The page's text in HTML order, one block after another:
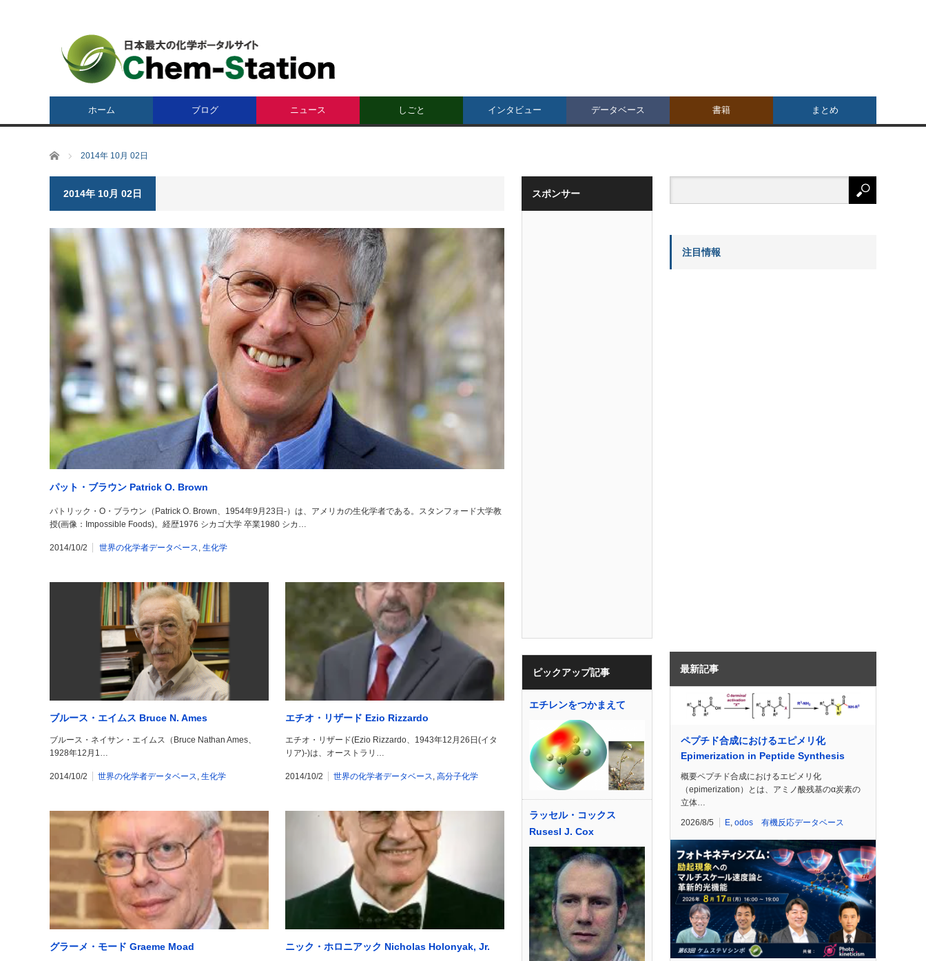
ホーム ブログ ニュース しごと インタビュー データベース 書籍 まとめ
ホーム 2014年 10月 02日
2014年 10月 02日
パット・ブラウン Patrick O. Brown
パトリック・O・ブラウン（Patrick O. Brown、1954年9月23日-）は、アメリカの生化学者である。スタンフォード大学教
授(画像：Impossible Foods)。経歴1976 シカゴ大学 卒業1980 シカ…
2014/10/2 世界の化学者データベース, 生化学
ブルース・エイムス Bruce N. Ames
ブルース・ネイサン・エイムス（Bruce Nathan Ames、
1928年12月1…
2014/10/2 世界の化学者データベース, 生化学
エチオ・リザード Ezio Rizzardo
エチオ・リザード(Ezio Rizzardo、1943年12月26日(イタ
リア)-)は、オーストラリ…
2014/10/2 世界の化学者データベース, 高分子化学
グラーメ・モード Graeme Moad ニック・ホロニアック Nicholas Holonyak, Jr.
スポンサー
ピックアップ記事
エチレンをつかまえて
ラッセル・コックス
Rusesl J. Cox
注目情報
最新記事
ペプチド合成におけるエピメリ化
Epimerization in Peptide Synthesis
概要ペプチド合成におけるエピメリ化
（epimerization）とは、アミノ酸残基のα炭素の
立体…
2026/8/5 E, odos 有機反応データベース